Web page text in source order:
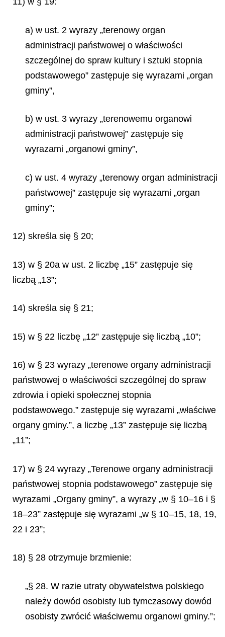
a) w ust. 2 wyrazy „terenowy organ
administracji państwowej o właściwości
szczególnej do spraw kultury i sztuki stopnia
podstawowego” zastępuje się wyrazami „organ
gminy”,
b) w ust. 3 wyrazy „terenowemu organowi
administracji państwowej” zastępuje się
wyrazami „organowi gminy”,
c) w ust. 4 wyrazy „terenowy organ administracji
państwowej” zastępuje się wyrazami „organ
gminy”;
12) skreśla się § 20;
13) w § 20a w ust. 2 liczbę „15” zastępuje się
liczbą „13”;
14) skreśla się § 21;
15) w § 22 liczbę „12” zastępuje się liczbą „10”;
16) w § 23 wyrazy „terenowe organy administracji
państwowej o właściwości szczególnej do spraw
zdrowia i opieki społecznej stopnia
podstawowego.” zastępuje się wyrazami „właściwe
organy gminy.”, a liczbę „13” zastępuje się liczbą
„11”;
17) w § 24 wyrazy „Terenowe organy administracji
państwowej stopnia podstawowego” zastępuje się
wyrazami „Organy gminy”, a wyrazy „w § 10–16 i §
18–23” zastępuje się wyrazami „w § 10–15, 18, 19,
22 i 23”;
18) § 28 otrzymuje brzmienie:
„§ 28. W razie utraty obywatelstwa polskiego
należy dowód osobisty lub tymczasowy dowód
osobisty zwrócić właściwemu organowi gminy.”;